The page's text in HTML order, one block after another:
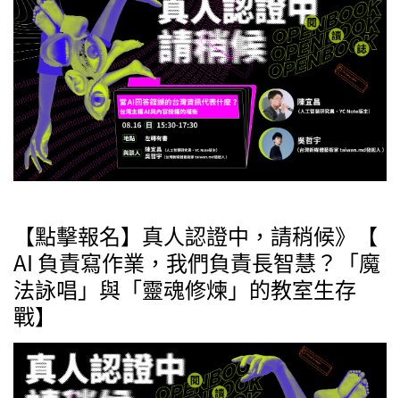
【點擊報名】真人認證中，請稍候》【
AI 負責寫作業，我們負責長智慧？「魔
法詠唱」與「靈魂修煉」的教室生存
戰】